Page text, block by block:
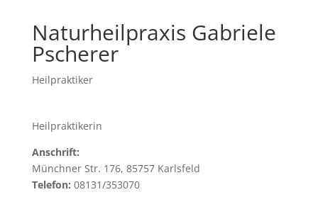
Naturheilpraxis Gabriele
Pscherer
Heilpraktiker
Heilpraktikerin
Anschrift:
Münchner Str. 176, 85757 Karlsfeld
Telefon: 08131/353070